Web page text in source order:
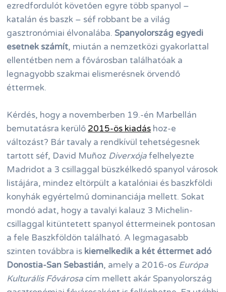
ezredfordulót követően egyre több spanyol –
katalán és baszk – séf robbant be a világ
gasztronómiai élvonalába.Spanyolország egyedi
esetnek számít, miután a nemzetközi gyakorlattal
ellentétben nem a fővárosban találhatóak a
legnagyobb szakmai elismerésnek örvendő
éttermek.
Kérdés, hogy a novemberben 19.-én Marbellán
bemutatásra kerülő 2015-ös kiadás hoz-e
változást? Bár tavaly a rendkívül tehetségesnek
tartott séf, David Muñoz Diverxójafelhelyezte
Madridot a 3 csillaggal büszkélkedő spanyol városok
listájára, mindez eltörpült a katalóniai és baszkföldi
konyhák egyértelmű dominanciája mellett. Sokat
mondó adat, hogy a tavalyi kalauz 3 Michelin-
csillaggal kitüntetett spanyol éttermeinek pontosan
a fele Baszkföldön található. A legmagasabb
szinten továbbra is kiemelkedik a két éttermet adó
Donostia-San Sebastián, amely a 2016-os Európa
Kulturális Fővárosa cím mellett akár Spanyolország